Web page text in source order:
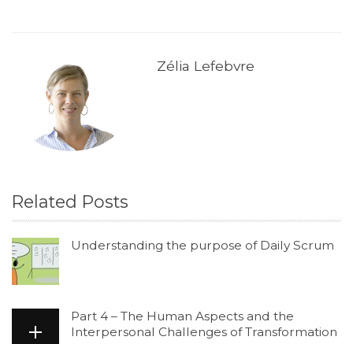
Zélia Lefebvre
Related Posts
Understanding the purpose of Daily Scrum
Part 4 – The Human Aspects and the
Interpersonal Challenges of Transformation